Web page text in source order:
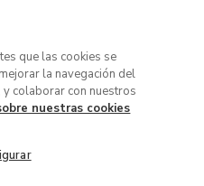
que las cookies se
la navegación del
colaborar con nuestros
nuestras cookies